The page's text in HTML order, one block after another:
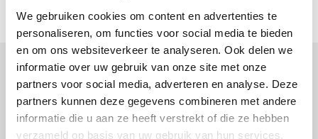
We gebruiken cookies om content en advertenties te
personaliseren, om functies voor social media te bieden
en om ons websiteverkeer te analyseren. Ook delen we
informatie over uw gebruik van onze site met onze
partners voor social media, adverteren en analyse. Deze
partners kunnen deze gegevens combineren met andere
informatie die u aan ze heeft verstrekt of die ze hebben
verzameld op basis van uw gebruik van hun services.
Uitgelichte producten